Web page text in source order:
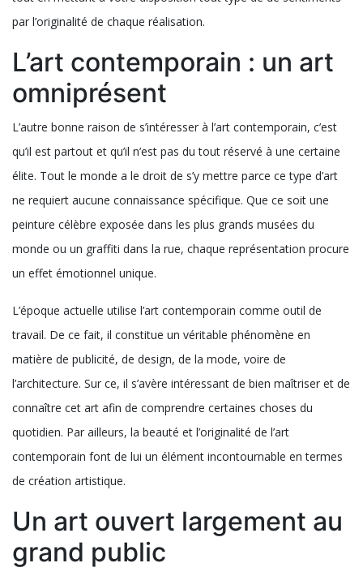
progressivement en avant les arts plastiques.
La plupart des œuvres produites sont exposées par des galeries
spécialisées, des musées ou encore des entreprises artistiques,
sans oublier les organismes financés par des collectionneurs
privés ou des artistes eux-mêmes. Elles sont présentées sous
plusieurs formes : technologies numériques, sculptures,
peintures, etc. Leur principale existence est de vous faire rêver
tout en mettant à votre disposition tout type de de sentiments
par l’originalité de chaque réalisation.
L’art contemporain : un art
omniprésent
L’autre bonne raison de s’intéresser à l’art contemporain, c’est
qu’il est partout et qu’il n’est pas du tout réservé à une certaine
élite. Tout le monde a le droit de s’y mettre parce ce type d’art
ne requiert aucune connaissance spécifique. Que ce soit une
peinture célèbre exposée dans les plus grands musées du
monde ou un graffiti dans la rue, chaque représentation procure
un effet émotionnel unique.
L’époque actuelle utilise l’art contemporain comme outil de
travail. De ce fait, il constitue un véritable phénomène en
matière de publicité, de design, de la mode, voire de